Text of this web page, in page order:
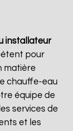
installateur
pour
matière
chauffe-eau
équipe de
services de
et les